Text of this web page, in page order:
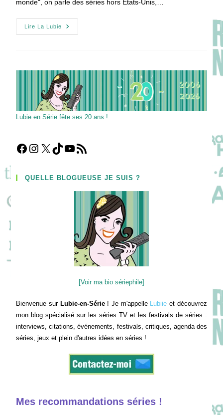
monde", on parle des séries hors Etats-Unis,…
Lire La Lubie
[SERIES
MANIA
Monde
Lubie en Série fête ses 20 ans !
Facebook
Instagram
X TikTokYouTube
Flux RSS
QUELLE BLOGUEUSE JE SUIS ?
[Voir ma bio sériephile]
Bienvenue sur Lubie-en-Série! Je m'appelle Lubiie et découvrez
mon blog spécialisé sur les séries TV et les festivals de séries :
interviews, citations, événements, festivals, critiques, agenda des
séries, jeux et plein d'autres idées en séries !
Mes recommandations séries !